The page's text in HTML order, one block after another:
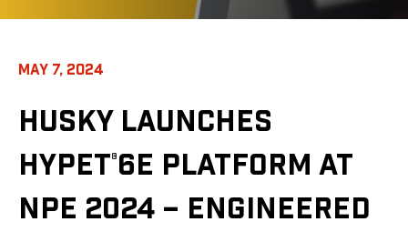
MAY 7, 2024
HUSKY LAUNCHES
HYPET®6E PLATFORM AT
NPE 2024 – ENGINEERED